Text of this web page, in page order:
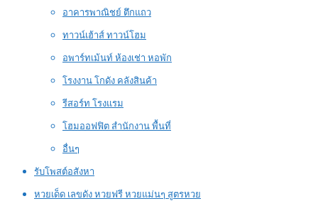
อาคารพาณิชย์ ตึกแถว
ทาวน์เฮ้าส์ ทาวน์โฮม
อพาร์ทเม้นท์ ห้องเช่า หอพัก
โรงงาน โกดัง คลังสินค้า
รีสอร์ท โรงแรม
โฮมออฟฟิต สำนักงาน พื้นที่
อื่นๆ
รับโพสต์อสังหา
หวยเด็ด เลขดัง หวยฟรี หวยแม่นๆ สูตรหวย